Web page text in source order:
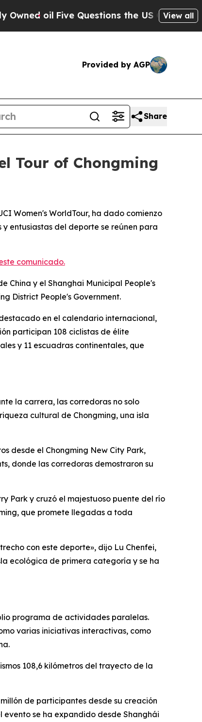
Five Questions the US GovernmentView all
Provided by AGP
Share
Tour of Chongming
Women's WorldTour, ha dado comienzo
entusiastas del deporte se reúnen para
comunicado.
China y el Shanghai Municipal People's
District People's Government.
en el calendario internacional,
participan 108 ciclistas de élite
y 11 escuadras continentales, que
la carrera, las corredoras no solo
cultural de Chongming, una isla
desde el Chongming New City Park,
donde las corredoras demostraron su
Park y cruzó el majestuoso puente del río
que promete llegadas a toda
con este deporte», dijo Lu Chenfei,
ecológica de primera categoría y se ha
programa de actividades paralelas.
varias iniciativas interactivas, como
108,6 kilómetros del trayecto de la
de participantes desde su creación
evento se ha expandido desde Shanghái